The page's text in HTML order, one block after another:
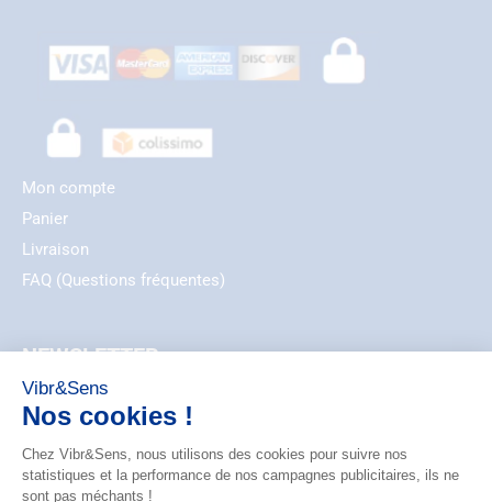
Mon compte
Panier
Livraison
FAQ (Questions fréquentes)
NEWSLETTER
EMAIL
ZIP_CODE